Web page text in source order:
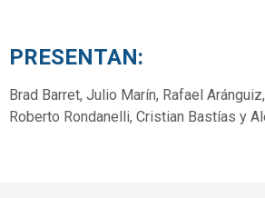
PRESENTAN:
Brad Barret, Julio Marín, Rafael
Roberto Rondanelli, Cristian Bastías y